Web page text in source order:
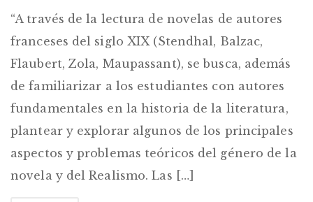
“A través de la lectura de novelas de autores
franceses del siglo XIX (Stendhal, Balzac,
Flaubert, Zola, Maupassant), se busca, además
de familiarizar a los estudiantes con autores
fundamentales en la historia de la literatura,
plantear y explorar algunos de los principales
aspectos y problemas teóricos del género de la
novela y del Realismo. Las […]